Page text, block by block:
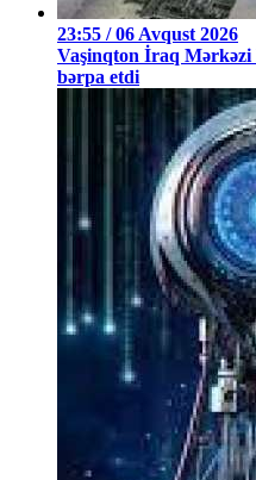
23:55 / 06 Avqust 2026
Vaşinqton İraq
bərpa etdi